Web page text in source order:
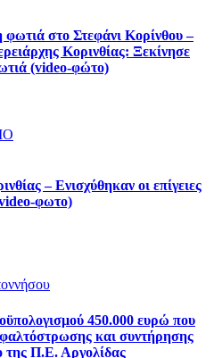
στο Στεφάνι Κορίνθου –
Κορινθίας: Ξεκίνησε
(video-φώτο)
– Ενισχύθηκαν οι επίγειες
φωτο)
450.000 ευρώ που
και συντήρησης
της Π.Ε. Αργολίδας